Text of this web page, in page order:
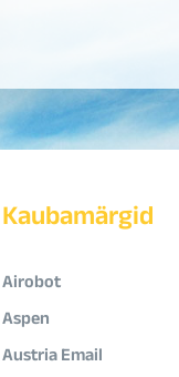
Kaubamärgid
Airobot
Aspen
Austria Email